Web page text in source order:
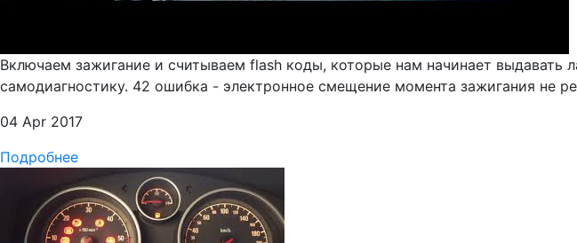
Включаем зажигание и считываем flash коды, которые нам начинает
самодиагностику. 42 ошибка - электронное смещение момента зажигания не
04 Apr 2017
Подробнее